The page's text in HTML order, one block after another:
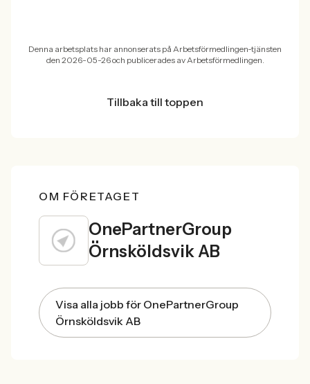
Denna arbetsplats har annonserats på Arbetsförmedlingen-tjänsten
den 2026-05-26 och publicerades av Arbetsförmedlingen.
Tillbaka till toppen
OM FÖRETAGET
OnePartnerGroup
Örnsköldsvik AB
Visa alla jobb för OnePartnerGroup
Örnsköldsvik AB